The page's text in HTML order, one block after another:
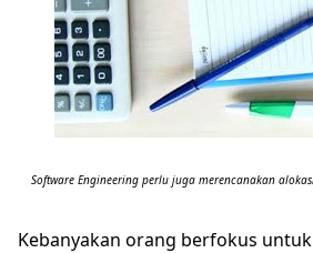
Software Engineering perlu juga merencanakan
Kebanyakan orang berfokus